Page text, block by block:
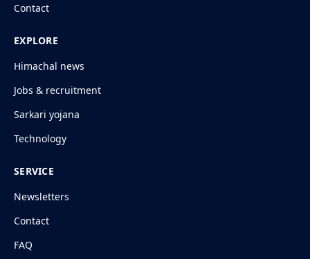
Contact
EXPLORE
Himachal news
Jobs & recruitment
Sarkari yojana
Technology
SERVICE
Newsletters
Contact
FAQ